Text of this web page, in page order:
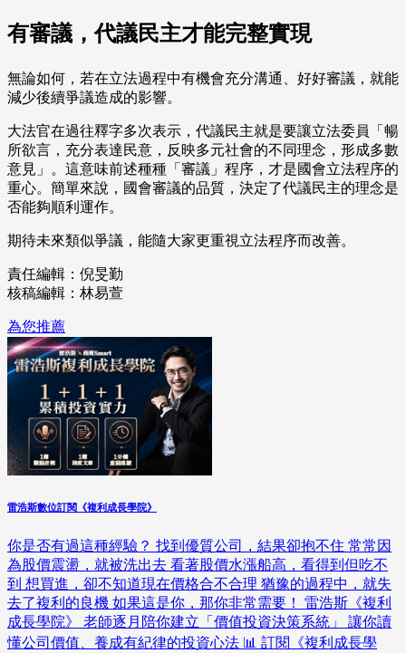
有審議，代議民主才能完整實現
無論如何，若在立法過程中有機會充分溝通、好好審議，就能
減少後續爭議造成的影響。
大法官在過往釋字多次表示，代議民主就是要讓立法委員「暢
所欲言，充分表達民意，反映多元社會的不同理念，形成多數
意見」。這意味前述種種「審議」程序，才是國會立法程序的
重心。簡單來說，國會審議的品質，決定了代議民主的理念是
否能夠順利運作。
期待未來類似爭議，能隨大家更重視立法程序而改善。
責任編輯：倪旻勤
核稿編輯：林易萱
為您推薦
雷浩斯數位訂閱《複利成長學院》
你是否有過這種經驗？ 找到優質公司，結果卻抱不住 常常因
為股價震盪，就被洗出去 看著股價水漲船高，看得到但吃不
到 想買進，卻不知道現在價格合不合理 猶豫的過程中，就失
去了複利的良機 如果這是你，那你非常需要！ 雷浩斯《複利
成長學院》 老師逐月陪你建立「價值投資決策系統」 讓你讀
懂公司價值、養成有紀律的投資心法 📊 訂閱《複利成長學